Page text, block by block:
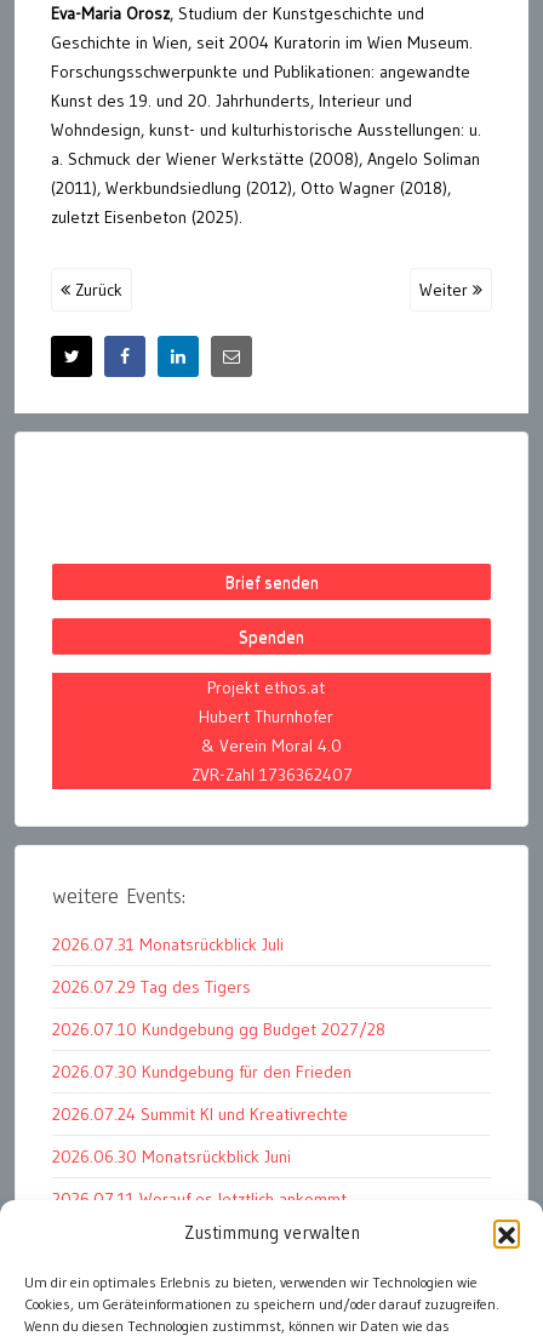
Zustimmung verwalten
Um dir ein optimales Erlebnis zu bieten, verwenden wir Technologien wie
Cookies, um Geräteinformationen zu speichern und/oder darauf zuzugreifen.
Wenn du diesen Technologien zustimmst, können wir Daten wie das
Eva-Maria Orosz, Studium der Kunstgeschichte und
Geschichte in Wien, seit 2004 Kuratorin im Wien Museum.
Forschungsschwerpunkte und Publikationen: angewandte
Kunst des 19. und 20. Jahrhunderts, Interieur und
Wohndesign, kunst- und kulturhistorische Ausstellungen: u.
a. Schmuck der Wiener Werkstätte (2008), Angelo Soliman
(2011), Werkbundsiedlung (2012), Otto Wagner (2018),
zuletzt Eisenbeton (2025).
Zurück Weiter
Brief senden
Spenden
Projekt ethos.at
Hubert Thurnhofer
& Verein Moral 4.0
ZVR-Zahl 1736362407
weitere Events:
2026.07.31 Monatsrückblick Juli
2026.07.29 Tag des Tigers
2026.07.10 Kundgebung gg Budget 2027/28
2026.07.30 Kundgebung für den Frieden
2026.07.24 Summit KI und Kreativrechte
2026.06.30 Monatsrückblick Juni
2026.07.11 Worauf es letztlich ankommt
2026.07.01 Markenwert Studie 2026
2026.07.07 Open Space im Weltmuseum
2026.06.26 PK Wirtschaftsminister und APG Vorstand